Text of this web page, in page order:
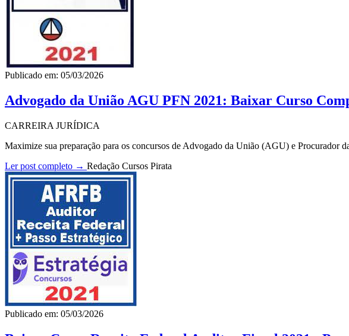
Publicado em: 05/03/2026
Advogado da União AGU PFN 2021: Baixar Curso
CARREIRA JURÍDICA
Maximize sua preparação para os concursos de Advogado da União (AGU) e
Ler post completo → Redação Cursos Pirata
Publicado em: 05/03/2026